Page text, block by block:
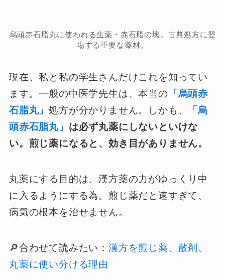
烏頭赤石脂丸に使われる生薬・赤石脂の塊。古典処方に登
場する重要な薬材。
現在、私と私の学生さんだけこれを知ってい
ます。一般の中医学先生は、本当の 「烏頭赤
石脂丸」処方が分かりません。しかも、
「烏
頭赤石脂丸」 は必ず丸薬にしないといけな
い。煎じ薬になると、効き目がありません。
丸薬にする目的は、漢方薬の力がゆっくり中
に入るようにする為。煎じ薬だと速すぎて、
病気の根本を治せません。
🔎合わせて読みたい： 漢方を煎じ薬、散剤、
丸薬に使い分ける理由